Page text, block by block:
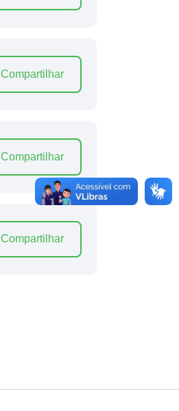
Compartilhar
Compartilhar
Compartilhar